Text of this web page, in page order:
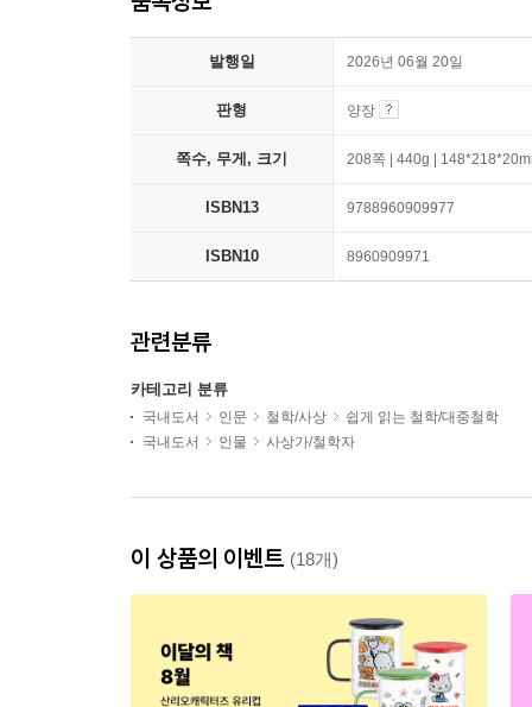
발행일 2026년 06월 20일
판형 양장
쪽수, 무게, 크기 208쪽 | 440g |
ISBN13 9788960909977
ISBN10 8960909971
관련분류
카테고리 분류
국내도서 인문 철학/사상
쉽게 읽는 철학/대중철학
국내도서
인물 사상가/철학자
이 상품의 이벤트 (18개)